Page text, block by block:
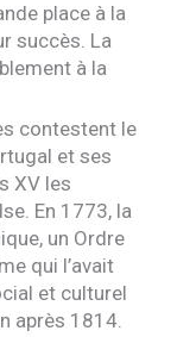
place à la
succès. La
à la
contestent le
et ses
XV les
En 1773, la
un Ordre
qui l’avait
et culturel
après 1814.